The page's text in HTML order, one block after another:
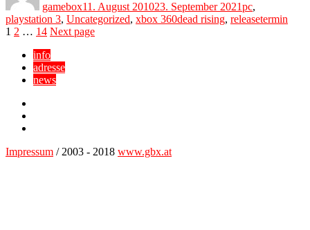
gamebox11. August 201023. September 2021pc,
playstation 3, Uncategorized, xbox 360Tags
dead rising, releasetermin
Seitennummerierung
der
Beiträge
Page
1 Page
2 … Page
14 Next page
info
adresse
news
Impressum / 2003 - 2018 www.gbx.at